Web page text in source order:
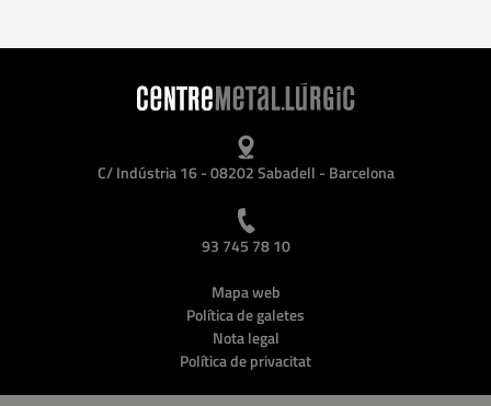
C/ Indústria 16 - 08202 Sabadell - Barcelona
93 745 78 10
Mapa web
Política de galetes
Nota legal
Política de privacitat